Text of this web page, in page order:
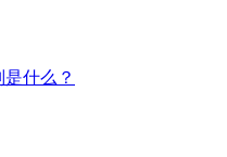
是什么？